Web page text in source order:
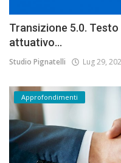
Transizione 5.0.
attuativo...
Studio Pignatelli Lug 29,
Approfondimenti